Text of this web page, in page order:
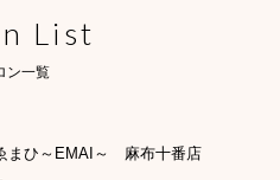
List
ン一覧
まひ～EMAI～ 麻布十番店